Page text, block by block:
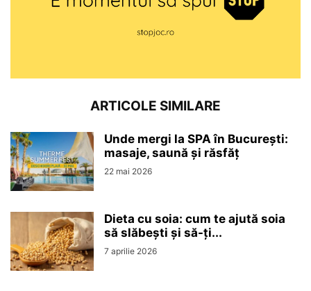
ARTICOLE SIMILARE
Unde mergi la SPA în București:
masaje, saună și răsfăț
22 mai 2026
Dieta cu soia: cum te ajută soia
să slăbești și să-ți...
7 aprilie 2026